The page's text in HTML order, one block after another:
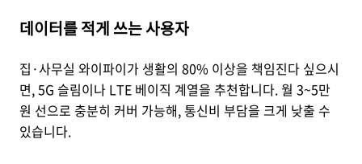
데이터를 적게 쓰는 사용자
집·사무실 와이파이가 생활의 80% 이상을 책임진다 싶으시
면, 5G 슬림이나 LTE 베이직 계열을 추천합니다. 월 3~5만
원 선으로 충분히 커버 가능해, 통신비 부담을 크게 낮출 수
있습니다.